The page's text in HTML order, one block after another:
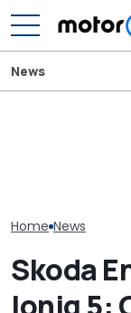
News
Home News
Skoda